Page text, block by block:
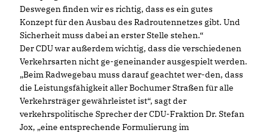
Deswegen finden wir es richtig, dass es ein gutes
Konzept für den Ausbau des Radroutennetzes gibt. Und
Sicherheit muss dabei an erster Stelle stehen.“
Der CDU war außerdem wichtig, dass die verschiedenen
Verkehrsarten nicht ge-geneinander ausgespielt werden.
Beim Radwegebau muss darauf geachtet wer-den, dass
die Leistungsfähigkeit aller Bochumer Straßen für alle
Verkehrsträger gewährleistet ist“, sagt der
verkehrspolitische Sprecher der CDU-Fraktion Dr. Stefan
Jox, „eine entsprechende Formulierung im